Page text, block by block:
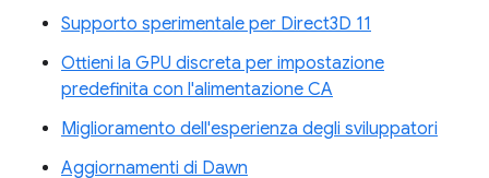
Supporto sperimentale per Direct3D 11
Ottieni la GPU discreta per impostazione
predefinita con l'alimentazione CA
Miglioramento dell'esperienza degli sviluppatori
Aggiornamenti di Dawn